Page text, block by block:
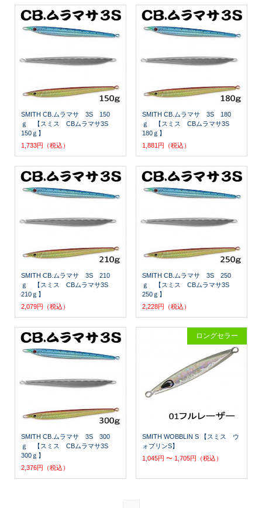
SMITH CB.ムラマサ 3S 150
ｇ 【スミス CBムラマサ3S
150ｇ】
1,733円（税込）
SMITH CB.ムラマサ 3S 180
ｇ 【スミス CBムラマサ3S
180ｇ】
1,881円（税込）
SMITH CB.ムラマサ 3S 210
ｇ 【スミス CBムラマサ3S
210ｇ】
2,079円（税込）
SMITH CB.ムラマサ 3S 250
ｇ 【スミス CBムラマサ3S
250ｇ】
2,228円（税込）
SMITH CB.ムラマサ 3S 300
ｇ 【スミス CBムラマサ3S
300ｇ】
2,376円（税込）
SMITH WOBBLIN S 【スミス ウ
ォブリンS】
1,045円 〜 1,705円（税込）
ロングセラー